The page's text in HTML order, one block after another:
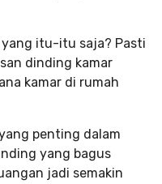
yang itu-itu saja? Pasti
dinding kamar
kamar di rumah
penting dalam
yang bagus
jadi semakin